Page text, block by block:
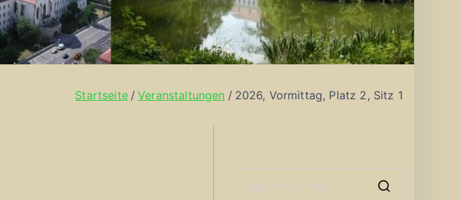
Startseite Veranstaltungen 2026, Vormittag, Platz 2, Sitz 1